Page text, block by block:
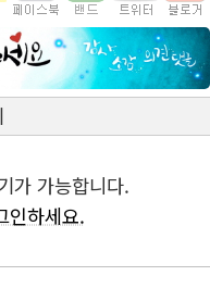
가 가능합니다.
인하세요.